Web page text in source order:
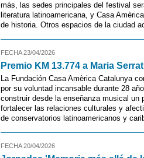
más, las sedes principales del festival
literatura latinoamericana, y Casa
de historia. Otros espacios de la ciudad
FECHA 23/04/2026
Premio KM 13.774 a Maria
La Fundación Casa Amèrica Catalunya
por su voluntad incansable durante 28
construir desde la enseñanza musical un
fortalecer las relaciones culturales y
de conservatorios latinoamericanos y
FECHA 20/04/2026